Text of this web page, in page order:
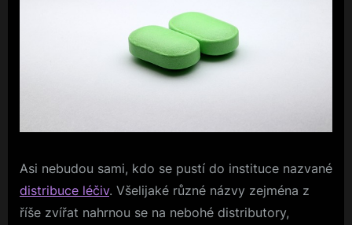
Asi nebudou sami, kdo se pustí do instituce nazvané
distribuce léčiv. Všelijaké různé názvy zejména z
říše zvířat nahrnou se na nebohé distributory,